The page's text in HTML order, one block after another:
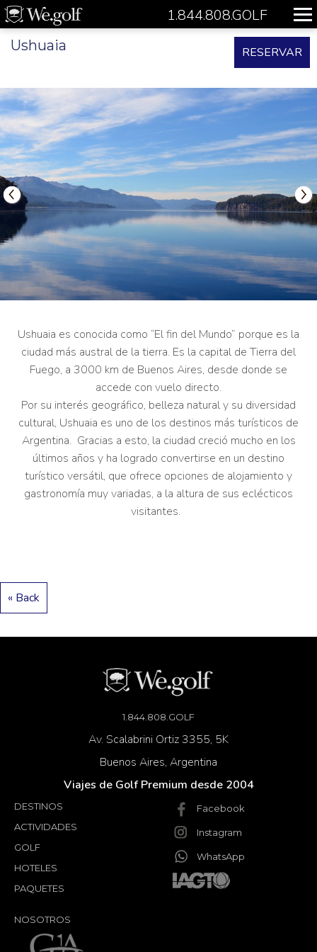
1.844.808.GOLF
Ushuaia RESERVAR
Ushuaia es conocida como “El fin del Mundo” porque es la
ciudad más austral de la tierra. Es la capital de Tierra del
Fuego, a 3000 km de Buenos Aires, desde donde se
accede con vuelo directo.
Por su interés geográfico, belleza natural y su diversidad
cultural, Ushuaia es uno de los destinos más turísticos de
Argentina. Gracias a esto, la ciudad creció mucho en los
últimos años y ha logrado convertirse en un destino
turístico versátil, que ofrece opciones de alojamiento y
gastronomía muy variadas, a la altura de sus eclécticos
visitantes.
« Back
1.844.808.GOLF
Av. Scalabrini Ortiz 3355, 5K
Buenos Aires, Argentina
Viajes de Golf Premium desde 2004
DESTINOS
ACTIVIDADES
GOLF
HOTELES
PAQUETES
Facebook
Instagram
WhatsApp
NOSOTROS